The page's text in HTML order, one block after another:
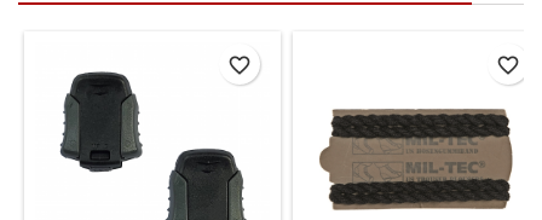
favorite_border favorite_border